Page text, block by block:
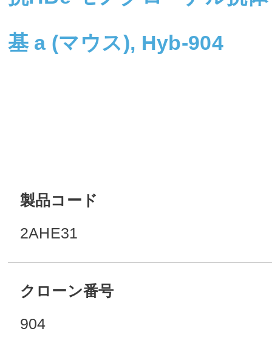
基 a (マウス), Hyb-904
製品コード
2AHE31
クローン番号
904